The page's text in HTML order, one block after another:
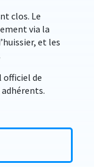
clos. Le
via la
et les
officiel de
adhérents.